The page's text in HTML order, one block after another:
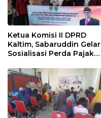
Ketua Komisi II DPRD
Kaltim, Sabaruddin Gelar
Sosialisasi Perda Pajak
Sepinggan Raya
Balikpapan